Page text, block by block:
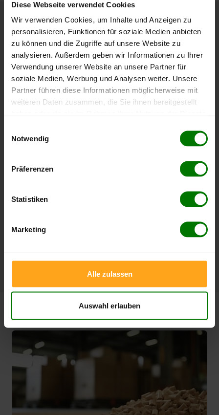
Diese Webseite verwendet Cookies
Wir verwenden Cookies, um Inhalte und Anzeigen zu
personalisieren, Funktionen für soziale Medien anbieten
zu können und die Zugriffe auf unsere Website zu
analysieren. Außerdem geben wir Informationen zu Ihrer
Verwendung unserer Website an unsere Partner für
soziale Medien, Werbung und Analysen weiter. Unsere
Partner führen diese Informationen möglicherweise mit
weiteren Daten zusammen, die Sie ihnen bereitgestellt
Notwendig
Präferenzen
Statistiken
Marketing
Alle zulassen
Auswahl erlauben
Höchst- und Tiefststände der
Pelletspreise in Theras
Die Tabelle zeigt dieHöchst- und Tiefststände der
Pelletspreise für lose Holzpellets. Das dazugehörige
Datum zeigt, wann der Höchst- oder Tiefststand im
jeweiligen Zeitraum erreicht wurde.
Zeitraum
Tiefststand
08.07.2026
391,99 €
08.05.2026
1 Jahr 305,33 €
Pellet News für Theras